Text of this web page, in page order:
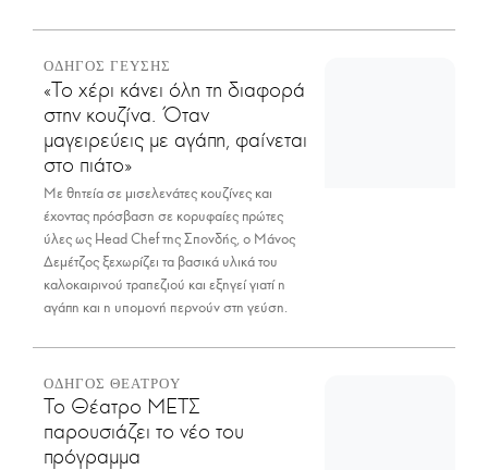
ΟΔΗΓΟΣ ΓΕΥΣΗΣ
«Το χέρι κάνει όλη τη διαφορά
στην κουζίνα. Όταν
μαγειρεύεις με αγάπη, φαίνεται
στο πιάτο»
Με θητεία σε μισελενάτες κουζίνες και
έχοντας πρόσβαση σε κορυφαίες πρώτες
ύλες ως Head Chef της Σπονδής, ο Μάνος
Δεμέτζος ξεχωρίζει τα βασικά υλικά του
καλοκαιρινού τραπεζιού και εξηγεί γιατί η
αγάπη και η υπομονή περνούν στη γεύση.
ΟΔΗΓΟΣ ΘΕΑΤΡΟΥ
Το Θέατρο ΜΕΤΣ
παρουσιάζει το νέο του
πρόγραμμα